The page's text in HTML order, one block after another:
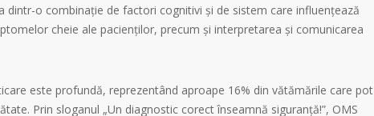
dintr-o combinație de factori cognitivi și de sistem care influențează
cheie ale pacienților, precum și interpretarea și comunicarea
este profundă, reprezentând aproape 16% din vătămările care pot
Prin sloganul „Un diagnostic corect înseamnă siguranță!”, OMS